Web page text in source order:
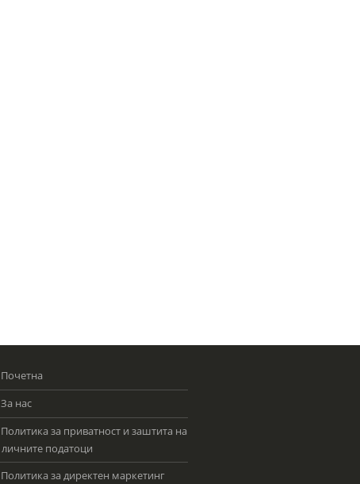
Почетна
За нас
Политика за приватност и заштита на
личните податоци
Политика за директен маркетинг